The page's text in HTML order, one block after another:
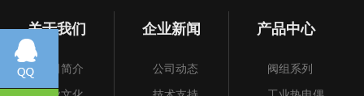
关于我们
公司简介
企业新闻
公司动态
产品中心
阀组系列